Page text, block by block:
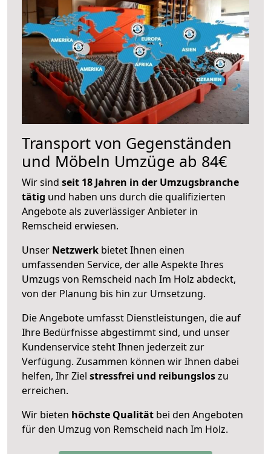
Transport von Gegenständen
und Möbeln Umzüge ab 84€
Wir sind seit 18 Jahren in der Umzugsbranche
tätig und haben uns durch die qualifizierten
Angebote als zuverlässiger Anbieter in
Remscheid erwiesen.
Unser Netzwerk bietet Ihnen einen
umfassenden Service, der alle Aspekte Ihres
Umzugs von Remscheid nach Im Holz abdeckt,
von der Planung bis hin zur Umsetzung.
Die Angebote umfasst Dienstleistungen, die auf
Ihre Bedürfnisse abgestimmt sind, und unser
Kundenservice steht Ihnen jederzeit zur
Verfügung. Zusammen können wir Ihnen dabei
helfen, Ihr Ziel stressfrei und reibungsloszu
erreichen.
Wir bieten höchste Qualität bei den Angeboten
für den Umzug von Remscheid nach Im Holz.